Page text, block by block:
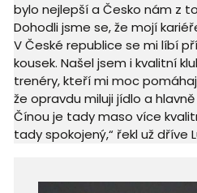
bylo nejlepší a Česko nám z
Dohodli jsme se, že mojí
V České republice se mi líbí
kousek. Našel jsem i kvalitní
trenéry, kteří mi moc
že opravdu miluji jídlo a
Čínou je tady maso více
tady spokojený,“ řekl už dříve